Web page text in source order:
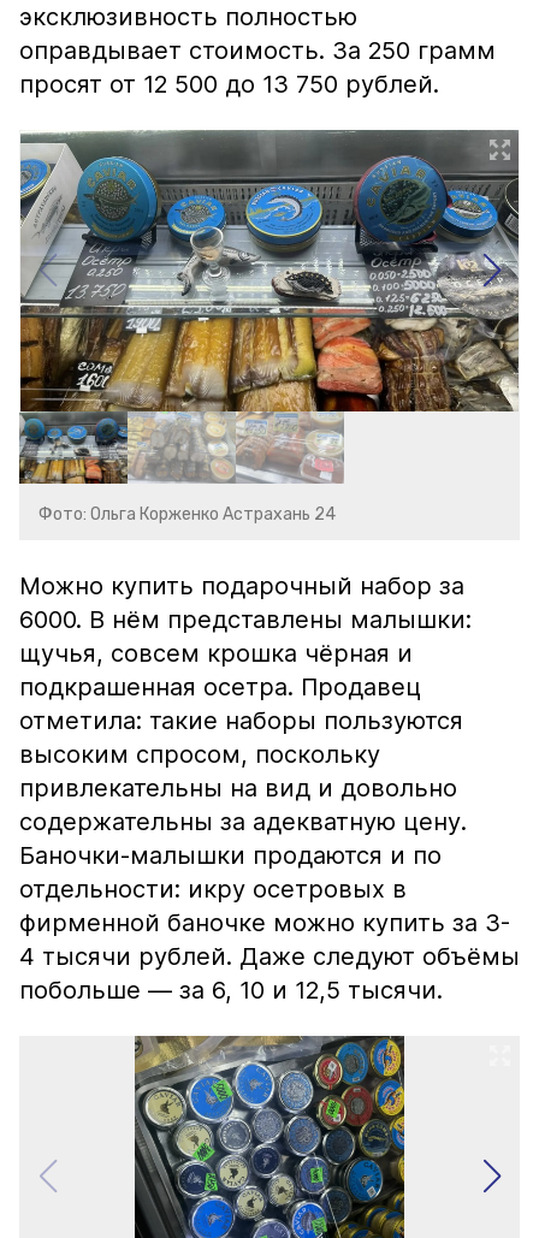
эксклюзивность полностью
оправдывает стоимость. За 250 грамм
просят от 12 500 до 13 750 рублей.
Фото: Ольга Корженко Астрахань 24
Можно купить подарочный набор за
6000. В нём представлены малышки:
щучья, совсем крошка чёрная и
подкрашенная осетра. Продавец
отметила: такие наборы пользуются
высоким спросом, поскольку
привлекательны на вид и довольно
содержательны за адекватную цену.
Баночки-малышки продаются и по
отдельности: икру осетровых в
фирменной баночке можно купить за 3-
4 тысячи рублей. Даже следуют объёмы
побольше — за 6, 10 и 12,5 тысячи.